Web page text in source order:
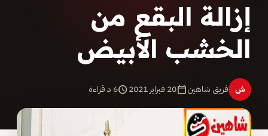
إزالة البقع من
الخشب الأبيض
ش فريق شاهينcalendar_today20 فبراير 2021 schedule6 د قراءة